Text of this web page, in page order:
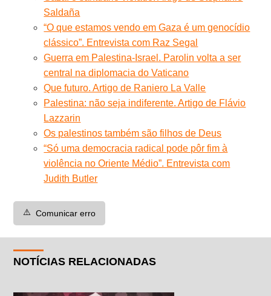
Saldaña
“O que estamos vendo em Gaza é um genocídio
clássico”. Entrevista com Raz Segal
Guerra em Palestina-Israel. Parolin volta a ser
central na diplomacia do Vaticano
Que futuro. Artigo de Raniero La Valle
Palestina: não seja indiferente. Artigo de Flávio
Lazzarin
Os palestinos também são filhos de Deus
“Só uma democracia radical pode pôr fim à
violência no Oriente Médio”. Entrevista com
Judith Butler
⚠️ Comunicar erro
NOTÍCIAS RELACIONADAS